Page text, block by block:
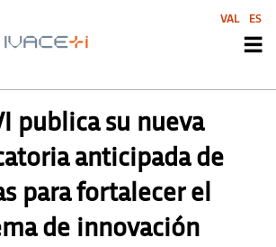
PRENSA ,SIN CATEGORIZAR
publica su nueva
anticipada de
para fortalecer el
de innovación
VAL ES